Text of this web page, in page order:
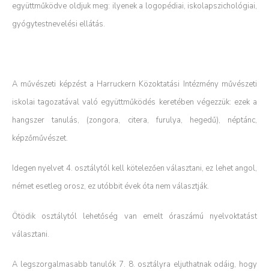
együttműködve oldjuk meg: ilyenek a logopédiai, iskolapszichológiai,
gyógytestnevelési ellátás.
A művészeti képzést a Harruckern Közoktatási Intézmény művészeti
iskolai tagozatával való együttműködés keretében végezzük: ezek a
hangszer tanulás, (zongora, citera, furulya, hegedű), néptánc,
képzőművészet.
Idegen nyelvet 4. osztálytól kell kötelezően választani, ez lehet angol,
német esetleg orosz, ez utóbbit évek óta nem választják.
Ötödik osztálytól lehetőség van emelt óraszámú nyelvoktatást
választani.
A legszorgalmasabb tanulók 7. 8. osztályra eljuthatnak odáig, hogy